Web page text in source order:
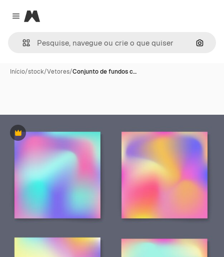
Close menu
Magnific
Início/stock/Vetores/Conjunto de fundos c…
Premium